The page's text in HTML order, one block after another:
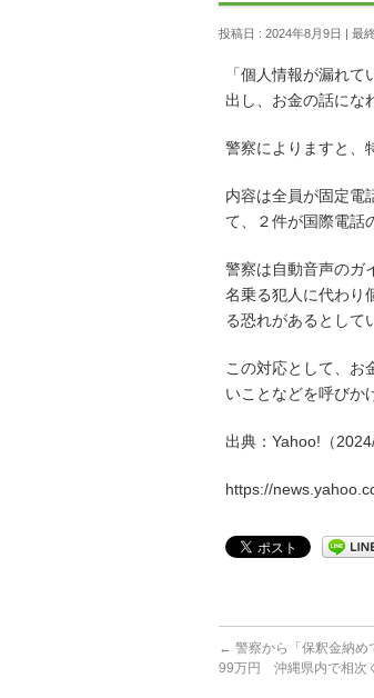
投稿日 : 2024年8月9日 最
「個人情報が漏れ
出し、お金の話にな
警察によりますと、
内容は全員が固定電
て、２件が国際電話
警察は自動音声のガ
名乗る犯人に代わり
る恐れがあるとして
この対応として、お
いことなどを呼びか
出典：Yahoo!（
https://
← 警察から「保釈金納
99万円 沖縄県内で相次